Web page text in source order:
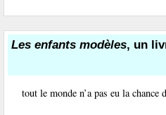
Les enfants modèles, un
tout le monde n’a pas eu la chance